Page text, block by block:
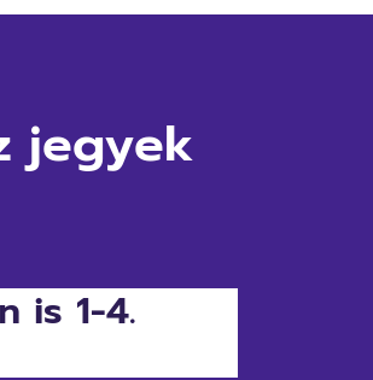
jegyek
is 1-4.